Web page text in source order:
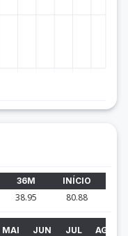
36M INÍCIO
38.95 80.88
MAI JUN JUL AGO